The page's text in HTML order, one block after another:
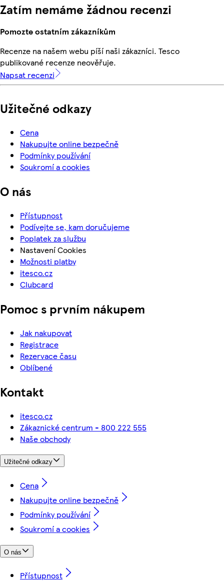
Zatím nemáme žádnou recenzi
Pomozte ostatním zákazníkům
Recenze na našem webu píší naši zákazníci. Tesco
publikované recenze neověřuje.
Napsat recenzi
Užitečné odkazy
Cena
Nakupujte online bezpečně
Podmínky používání
Soukromí a cookies
O nás
Přístupnost
Podívejte se, kam doručujeme
Poplatek za službu
Nastavení Cookies
Možnosti platby
itesco.cz
Clubcard
Pomoc s prvním nákupem
Jak nakupovat
Registrace
Rezervace času
Oblíbené
Kontakt
itesco.cz
Zákaznické centrum - 800 222 555
Naše obchody
Užitečné odkazy
Cena
Nakupujte online bezpečně
Podmínky používání
Soukromí a cookies
O nás
Přístupnost